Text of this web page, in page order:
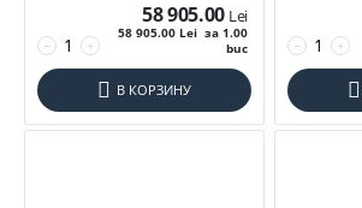
+
−
58 905.00 Lei
58 905.00 Lei за 1.00
buc
В КОРЗИНУ
+
−